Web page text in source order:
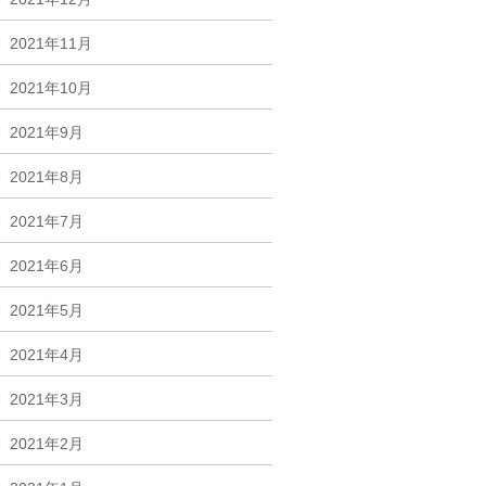
2021年11月
2021年10月
2021年9月
2021年8月
2021年7月
2021年6月
2021年5月
2021年4月
2021年3月
2021年2月